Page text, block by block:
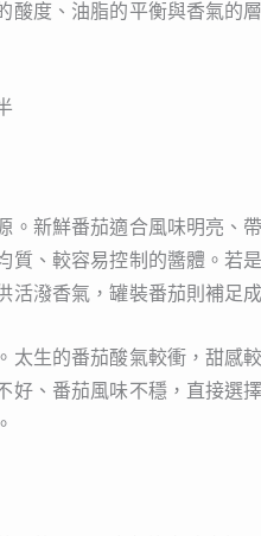
酸度、油脂的平衡與香氣的
。新鮮番茄適合風味明亮、
質、較容易控制的醬體。若
活潑香氣，罐裝番茄則補足
太生的番茄酸氣較衝，甜感
好、番茄風味不穩，直接選